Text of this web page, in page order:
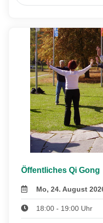
Öffentliches Qi Gong
Mo, 24. August
18:00 - 19:00 Uhr